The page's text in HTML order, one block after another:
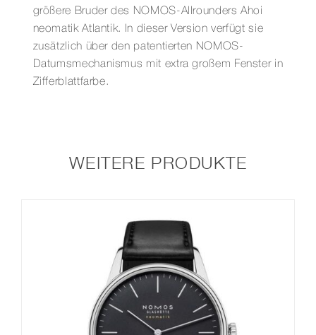
größere Bruder des NOMOS-Allrounders Ahoi
neomatik Atlantik. In dieser Version verfügt sie
zusätzlich über den patentierten NOMOS-
Datumsmechanismus mit extra großem Fenster in
Zifferblattfarbe.
WEITERE PRODUKTE